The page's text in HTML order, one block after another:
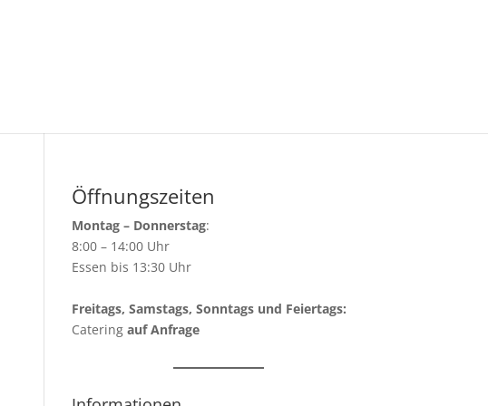
Öffnungszeiten
Montag – Donnerstag:
8:00 – 14:00 Uhr
Essen bis 13:30 Uhr
Freitags, Samstags, Sonntags und Feiertags:
Catering auf Anfrage